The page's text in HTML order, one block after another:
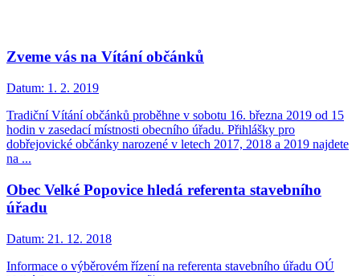
Zveme vás na Vítání občánků
Datum: 1. 2. 2019
Tradiční Vítání občánků proběhne v sobotu 16. března 2019 od 15
hodin v zasedací místnosti obecního úřadu. Přihlášky pro
dobřejovické občánky narozené v letech 2017, 2018 a 2019 najdete
na ...
Obec Velké Popovice hledá referenta stavebního
úřadu
Datum: 21. 12. 2018
Informace o výběrovém řízení na referenta stavebního úřadu OÚ